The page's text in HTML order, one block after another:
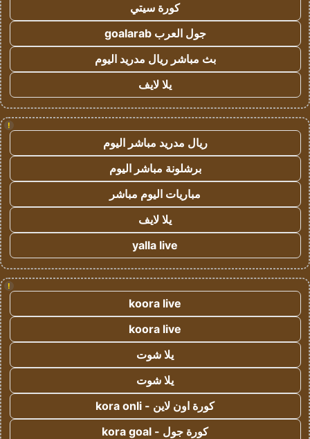
كورة سيتي
جول العرب goalarab
بث مباشر ريال مدريد اليوم
يلا لايف
!
ريال مدريد مباشر اليوم
برشلونة مباشر اليوم
مباريات اليوم مباشر
يلا لايف
yalla live
!
koora live
koora live
يلا شوت
يلا شوت
كورة اون لاين - kora onli
كورة جول - kora goal